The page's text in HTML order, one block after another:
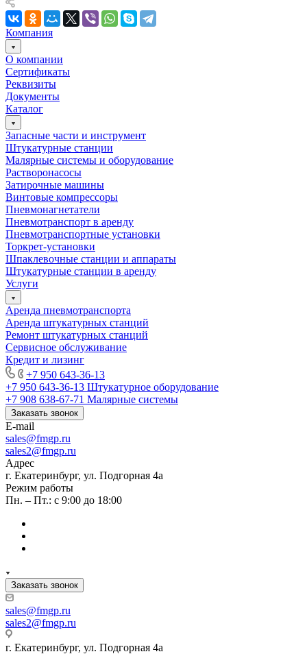
Компания
О компании
Сертификаты
Реквизиты
Документы
Каталог
Запасные части и инструмент
Штукатурные станции
Малярные системы и оборудование
Растворонасосы
Затирочные машины
Винтовые компрессоры
Пневмонагнетатели
Пневмотранспорт в аренду
Пневмотранспортные установки
Торкрет-установки
Шпаклевочные станции и аппараты
Штукатурные станции в аренду
Услуги
Аренда пневмотранспорта
Аренда штукатурных станций
Ремонт штукатурных станций
Сервисное обслуживание
Кредит и лизинг
+7 950 643-36-13
+7 950 643-36-13 Штукатурное оборудование
+7 908 638-67-71 Малярные системы
Заказать звонок
E-mail
sales@fmgp.ru
sales2@fmgp.ru
Адрес
г. Екатеринбург, ул. Подгорная 4а
Режим работы
Пн. – Пт.: с 9:00 до 18:00
Заказать звонок
sales@fmgp.ru
sales2@fmgp.ru
г. Екатеринбург, ул. Подгорная 4а